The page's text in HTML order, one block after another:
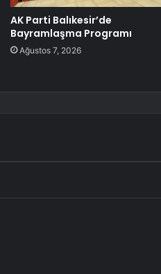
AK Parti Balıkesir’de
Bayramlaşma Programı
Ağustos 7, 2026